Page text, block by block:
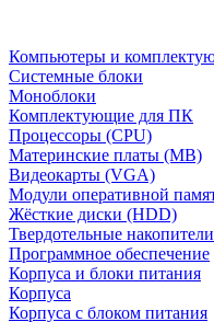
Компьютеры и
Системные блоки
Моноблоки
Комплектующие для ПК
Процессоры (CPU)
Материнские платы (MB)
Видеокарты (VGA)
Модули оперативной
Жёсткие диски (HDD)
Твердотельные
Программное обеспечение
Корпуса и блоки питания
Корпуса
Корпуса с блоком питания